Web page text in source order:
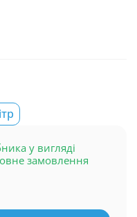
у вигляді
замовлення